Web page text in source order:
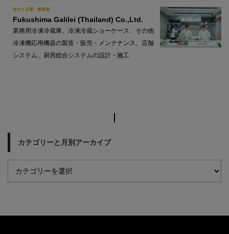
在タイ企業・製造業
Fukushima Galilei (Thailand) Co.,Ltd.
業務用冷凍冷蔵庫、冷凍冷蔵ショーケース、その他
冷凍機応用機器の製造・販売・メンテナンス、店舗
システム、厨房総合システムの設計・施工
カテゴリーと月別アーカイブ